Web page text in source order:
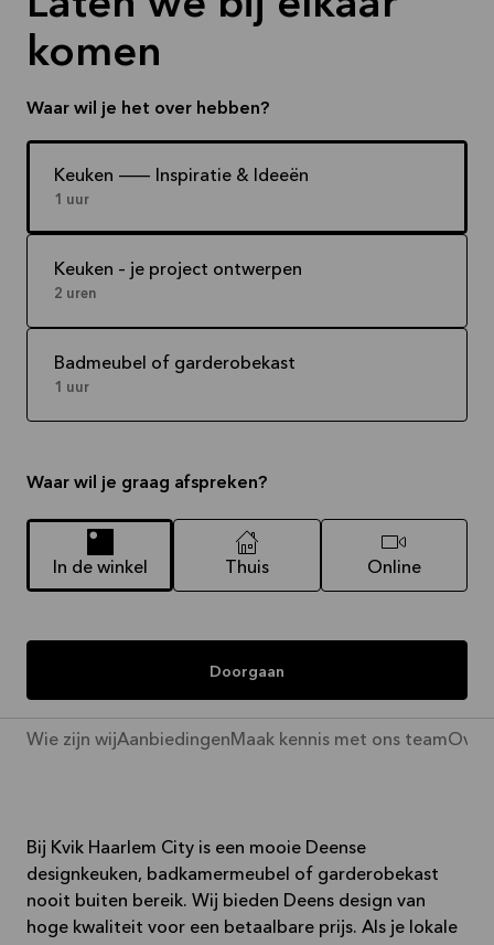
komen
Waar wil je het over hebben?
Keuken -- Inspiratie & Ideeën
1 uur
Keuken – je project ontwerpen
2 uren
Badmeubel of garderobekast
1 uur
Waar wil je graag afspreken?
In de winkel Thuis Online
Doorgaan
Wie zijn wijAanbiedingen Maak kennis met ons teamOver
Bij Kvik Haarlem City is een mooie Deense
designkeuken, badkamermeubel of garderobekast
nooit buiten bereik. Wij bieden Deens design van
hoge kwaliteit voor een betaalbare prijs. Als je lokale